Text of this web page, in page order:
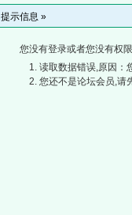
提示信息 »
您没有登录或者您没有权
读取数据错误,原因：
您还不是论坛会员,请